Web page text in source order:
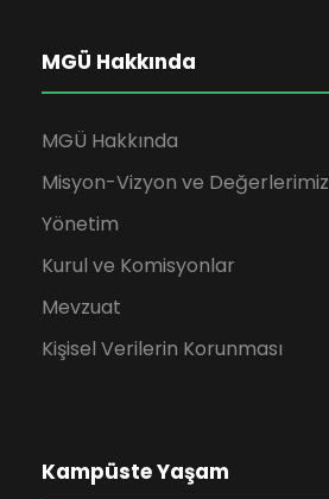
MGÜ Hakkında
MGÜ Hakkında
Misyon-Vizyon ve Değerlerimiz
Yönetim
Kurul ve Komisyonlar
Mevzuat
Kişisel Verilerin Korunması
Kampüste Yaşam